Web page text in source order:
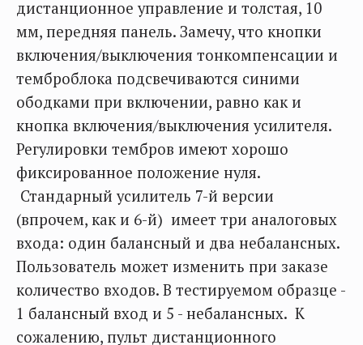
дистанционное управление и толстая, 10
мм, передняя панель. Замечу, что кнопки
включения/выключения тонкомпенсации и
темброблока подсвечиваются синими
ободками при включении, равно как и
кнопка включения/выключения усилителя.
Регулировки тембров имеют хорошо
фиксированное положение нуля.
Стандарный усилитель 7-й версии
(впрочем, как и 6-й) имеет три аналоговых
входа: один балансный и два небалансных.
Пользователь может изменить при заказе
количество входов. В тестируемом образце -
1 балансный вход и 5 - небалансных. К
сожалению, пульт дистанционного